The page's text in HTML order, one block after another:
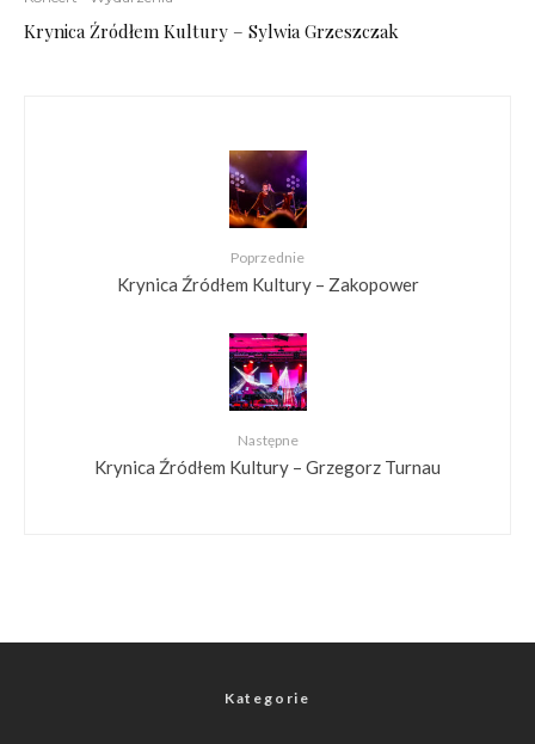
Krynica Źródłem Kultury – Sylwia Grzeszczak
Poprzednie
Krynica Źródłem Kultury – Zakopower
Następne
Krynica Źródłem Kultury – Grzegorz Turnau
Kategorie